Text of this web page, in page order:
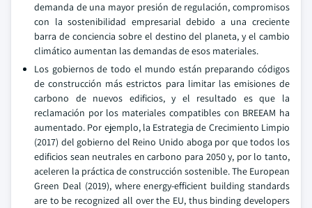
demanda de una mayor presión de regulación, compromisos
con la sostenibilidad empresarial debido a una creciente
barra de conciencia sobre el destino del planeta, y el cambio
climático aumentan las demandas de esos materiales.
Los gobiernos de todo el mundo están preparando códigos
de construcción más estrictos para limitar las emisiones de
carbono de nuevos edificios, y el resultado es que la
reclamación por los materiales compatibles con BREEAM ha
aumentado. Por ejemplo, la Estrategia de Crecimiento Limpio
(2017) del gobierno del Reino Unido aboga por que todos los
edificios sean neutrales en carbono para 2050 y, por lo tanto,
aceleren la práctica de construcción sostenible. The European
Green Deal (2019), where energy-efficient building standards
are to be recognized all over the EU, thus binding developers